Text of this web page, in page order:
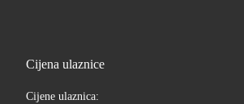
Cijena ulaznice
Cijene ulaznica: